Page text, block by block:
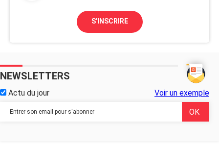
S'INSCRIRE
NEWSLETTERS
Actu du jour Voir un exemple